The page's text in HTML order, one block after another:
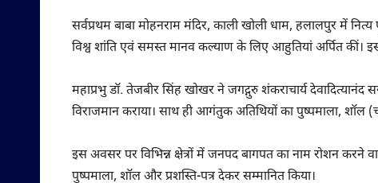
सर्वप्रथम बाबा मोहनराम मंदिर, काली खोली धाम, हलालपुर में
विश्व शांति एवं समस्त मानव कल्याण के लिए आहुतियां अर्पित कीं।
महाप्रभु डॉ. तेजबीर सिंह खोखर ने जगद्गुरु शंकराचार्य
विराजमान कराया। साथ ही आगंतुक अतिथियों का पुष्पमाला, शॉल
इस अवसर पर विभिन्न क्षेत्रों में जनपद बागपत का नाम रोशन करने
पुष्पमाला, शॉल और प्रशस्ति-पत्र देकर सम्मानित किया।